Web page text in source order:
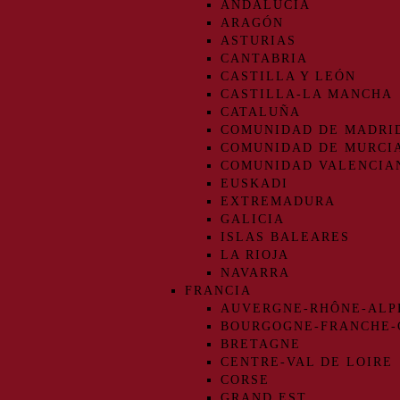
ANDALUCIA
ARAGÓN
ASTURIAS
CANTABRIA
CASTILLA Y LEÓN
CASTILLA-LA MANCHA
CATALUÑA
COMUNIDAD DE
COMUNIDAD DE
COMUNIDAD
EUSKADI
EXTREMADURA
GALICIA
ISLAS BALEARES
LA RIOJA
NAVARRA
FRANCIA
AUVERGNE-RHÔNE-
BOURGOGNE-FRANCHE-
BRETAGNE
CENTRE-VAL DE LOIRE
CORSE